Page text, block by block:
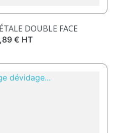
DOUBLE FACE
€ HT